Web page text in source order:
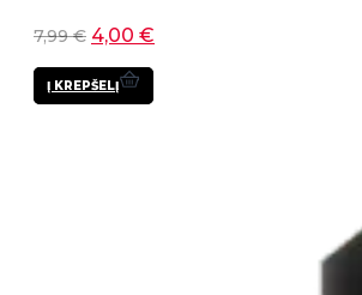
7,99€ 4,00 €
Į KREPŠELĮ